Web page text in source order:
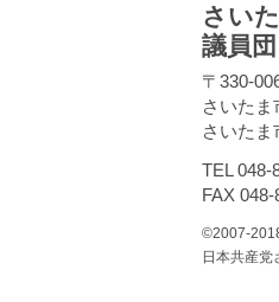
さい
議員団
〒330-
さいた
さいたま
TEL
FAX
©2007-
日本共産党